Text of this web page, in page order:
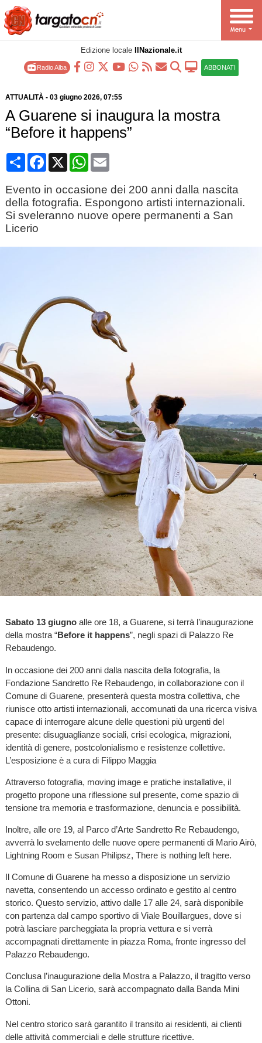
Edizione locale IlNazionale.it
Radio Alba ABBONATI
ATTUALITÀ- 03 giugno 2026, 07:55
A Guarene si inaugura la mostra
“Before it happens”
CondividiFacebook
X WhatsApp
Email
Evento in occasione dei 200 anni dalla nascita
della fotografia. Espongono artisti internazionali.
Si sveleranno nuove opere permanenti a San
Licerio
Sabato 13 giugnoalle ore 18, a Guarene, si terrà l’inaugurazione
della mostra “Before it happens”, negli spazi di Palazzo Re
Rebaudengo.
In occasione dei 200 anni dalla nascita della fotografia, la
Fondazione Sandretto Re Rebaudengo, in collaborazione con il
Comune di Guarene, presenterà questa mostra collettiva, che
riunisce otto artisti internazionali, accomunati da una ricerca visiva
capace di interrogare alcune delle questioni più urgenti del
presente: disuguaglianze sociali, crisi ecologica, migrazioni,
identità di genere, postcolonialismo e resistenze collettive.
L’esposizione è a cura di Filippo Maggia
Attraverso fotografia, moving image e pratiche installative, il
progetto propone una riflessione sul presente, come spazio di
tensione tra memoria e trasformazione, denuncia e possibilità.
Inoltre, alle ore 19, al Parco d’Arte Sandretto Re Rebaudengo,
avverrà lo svelamento delle nuove opere permanenti di Mario Airò,
Lightning Room e Susan Philipsz, There is nothing left here.
Il Comune di Guarene ha messo a disposizione un servizio
navetta, consentendo un accesso ordinato e gestito al centro
storico. Questo servizio, attivo dalle 17 alle 24, sarà disponibile
con partenza dal campo sportivo di Viale Bouillargues, dove si
potrà lasciare parcheggiata la propria vettura e si verrà
accompagnati direttamente in piazza Roma, fronte ingresso del
Palazzo Rebaudengo.
Conclusa l’inaugurazione della Mostra a Palazzo, il tragitto verso
la Collina di San Licerio, sarà accompagnato dalla Banda Mini
Ottoni.
Nel centro storico sarà garantito il transito ai residenti, ai clienti
delle attività commerciali e delle strutture ricettive.